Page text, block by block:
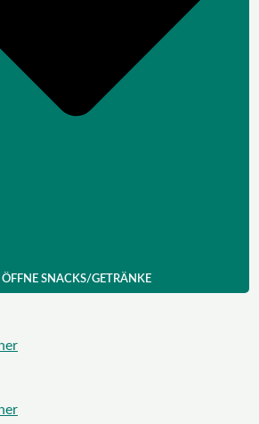
ÖFFNE SNACKS/GETRÄNKE